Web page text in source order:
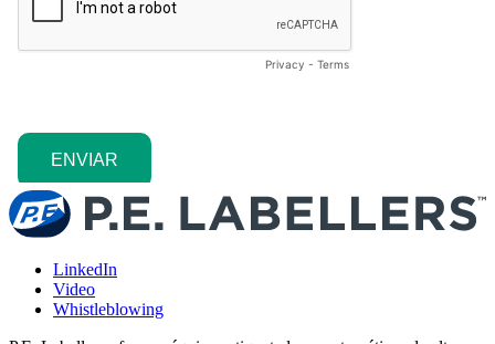
LinkedIn
Video
Whistleblowing